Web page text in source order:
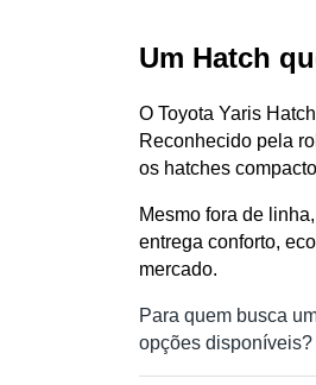
Um Hatch
O Toyota Yaris
Reconhecido pela
os hatches
Mesmo fora de
entrega conforto,
mercado.
Para quem busca
opções